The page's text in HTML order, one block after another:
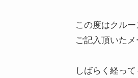
この度はクル
ご記入頂いた
しばらく経っ